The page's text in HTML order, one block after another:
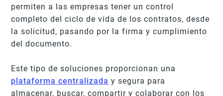
permiten a las empresas tener un control
completo del ciclo de vida de los contratos, desde
la solicitud, pasando por la firma y cumplimiento
del documento.
Este tipo de soluciones proporcionan una
plataforma centralizada y segura para
almacenar, buscar, compartir y colaborar con los